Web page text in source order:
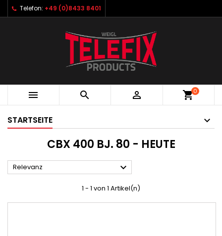
Telefon: +49 (0)8433 8401
   shopping_cart0
STARTSEITE
CBX 400 BJ. 80 - HEUTE
Relevanz 
1 - 1 von 1 Artikel(n)